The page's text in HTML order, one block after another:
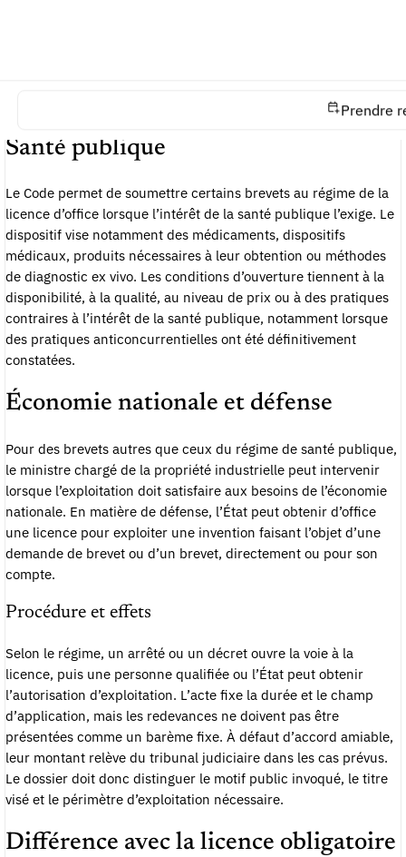
Prendre
Santé publique
Le Code permet de soumettre certains brevets au régime de la
licence d’office lorsque l’intérêt de la santé publique l’exige. Le
dispositif vise notamment des médicaments, dispositifs
médicaux, produits nécessaires à leur obtention ou méthodes
de diagnostic ex vivo. Les conditions d’ouverture tiennent à la
disponibilité, à la qualité, au niveau de prix ou à des pratiques
contraires à l’intérêt de la santé publique, notamment lorsque
des pratiques anticoncurrentielles ont été définitivement
constatées.
Économie nationale et défense
Pour des brevets autres que ceux du régime de santé publique,
le ministre chargé de la propriété industrielle peut intervenir
lorsque l’exploitation doit satisfaire aux besoins de l’économie
nationale. En matière de défense, l’État peut obtenir d’office
une licence pour exploiter une invention faisant l’objet d’une
demande de brevet ou d’un brevet, directement ou pour son
compte.
Procédure et effets
Selon le régime, un arrêté ou un décret ouvre la voie à la
licence, puis une personne qualifiée ou l’État peut obtenir
l’autorisation d’exploitation. L’acte fixe la durée et le champ
d’application, mais les redevances ne doivent pas être
présentées comme un barème fixe. À défaut d’accord amiable,
leur montant relève du tribunal judiciaire dans les cas prévus.
Le dossier doit donc distinguer le motif public invoqué, le titre
visé et le périmètre d’exploitation nécessaire.
Différence avec la licence obligatoire